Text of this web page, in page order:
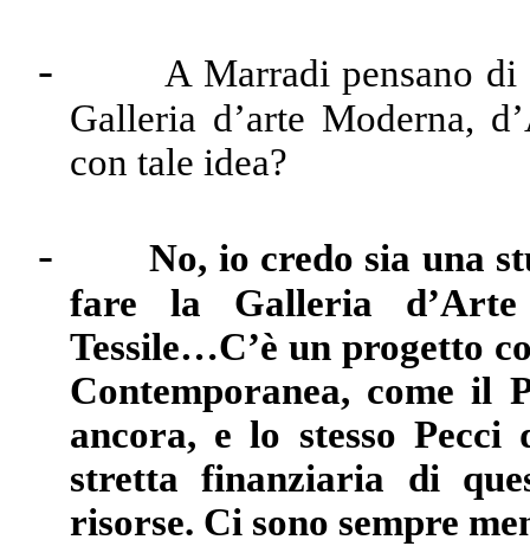
-
A Marradi pensano
Galleria d’arte Moderna,
con tale idea?
-
No, io credo sia una
fare la Galleria d’Arte
Tessile…C’è un progetto
Contemporanea, come il
ancora, e lo stesso
stretta finanziaria di
risorse. Ci sono sempre